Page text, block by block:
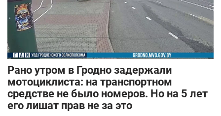
Рано утром в Гродно задержали
мотоциклиста: на транспортном
средстве не было номеров. Но на 5 лет
его лишат прав не за это